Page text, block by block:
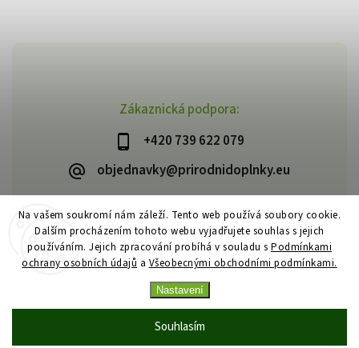
Na vašem soukromí nám záleží. Tento web používá soubory cookie.
Dalším procházením tohoto webu vyjadřujete souhlas s jejich
používáním. Jejich zpracování probíhá v souladu s Podmínkami
ochrany osobních údajů a Všeobecnými obchodními podmínkami.
Nastavení
Souhlasím
Zákaznická podpora:
+420 739 622 079
objednavky@prirodnidoplnky.eu
Copyright 2026VIA NATURAE. Všechna práva vyhrazena.
Upravit nastavení cookies
VytvořilShoptet| Design